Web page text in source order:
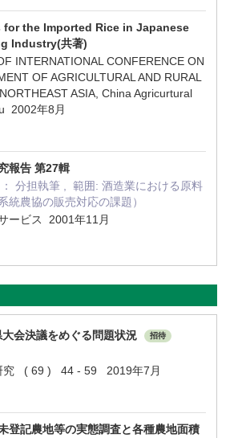
for the Imported Rice in Japanese
Industry(共著)
INTERNATIONAL CONFERENCE ON
OF AGRICULTURAL AND RURAL
ASIA, China Agricurtural
2002年8月
報告 第27輯
分担執筆 , 範囲: 酒造業における原料
統農協の販売対応の課題）
ービス 2001年11月
会決議をめぐる問題状況 招待
究 ( 69 ) 44 - 59 2019年7月
登記農地等の実態調査と各種農地面積